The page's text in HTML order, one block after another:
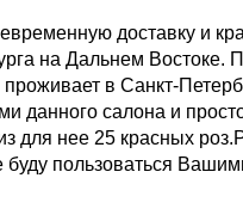
доставку и
на Дальнем Востоке.
в Санкт-
данного салона и
для нее 25 красных
пользоваться